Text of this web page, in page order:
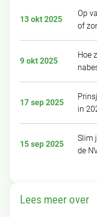
13 okt 2025
Op
of
9 okt 2025
Hoe
17 sep 2025
in
15 sep 2025
Slim
de
Lees meer over